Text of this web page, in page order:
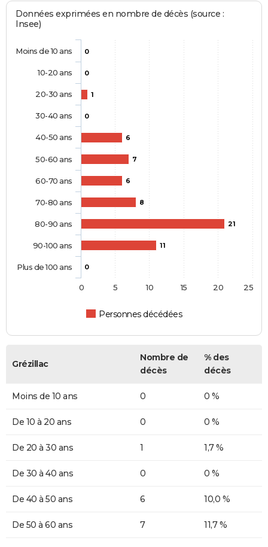
Données exprimées en nombre de décès (source :
Insee)
0
0
1
0
6
7
6
8
21
11
0
Personnes décédées
Moins de 10 ans
10-20 ans
20-30 ans
30-40 ans
40-50 ans
50-60 ans
60-70 ans
70-80 ans
80-90 ans
90-100 ans
Plus de 100 ans
0 5 10 15 20 25
Grézillac
Nombre de
décès
% des
décès
Moins de 10 ans 0 0 %
De 10 à 20 ans 0 0 %
De 20 à 30 ans 1 1,7 %
De 30 à 40 ans 0 0 %
De 40 à 50 ans 6 10,0 %
De 50 à 60 ans 7 11,7 %